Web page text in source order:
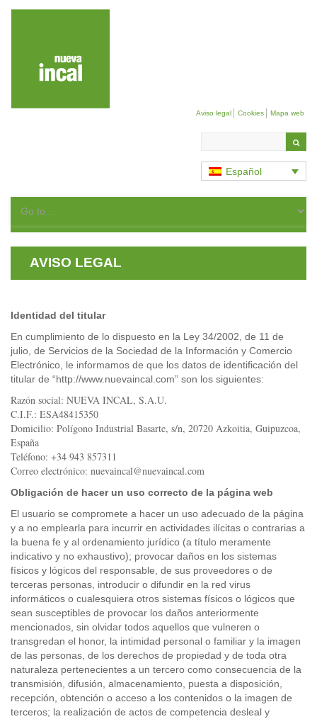
Aviso legal Cookies Mapa web
the
site
Español
AVISO LEGAL
Identidad del titular
En cumplimiento de lo dispuesto en la Ley 34/2002, de 11 de
julio, de Servicios de la Sociedad de la Información y Comercio
Electrónico, le informamos de que los datos de identificación del
titular de “http://www.nuevaincal.com” son los siguientes:
Razón social: NUEVA INCAL, S.A.U.
C.I.F.: ESA48415350
Domicilio: Polígono Industrial Basarte, s/n, 20720 Azkoitia, Guipuzcoa,
España
Teléfono: +34 943 857311
Correo electrónico: nuevaincal@nuevaincal.com
Obligación de hacer un uso correcto de la página web
El usuario se compromete a hacer un uso adecuado de la página
y a no emplearla para incurrir en actividades ilícitas o contrarias a
la buena fe y al ordenamiento jurídico (a título meramente
indicativo y no exhaustivo); provocar daños en los sistemas
físicos y lógicos del responsable, de sus proveedores o de
terceras personas, introducir o difundir en la red virus
informáticos o cualesquiera otros sistemas físicos o lógicos que
sean susceptibles de provocar los daños anteriormente
mencionados, sin olvidar todos aquellos que vulneren o
transgredan el honor, la intimidad personal o familiar y la imagen
de las personas, de los derechos de propiedad y de toda otra
naturaleza pertenecientes a un tercero como consecuencia de la
transmisión, difusión, almacenamiento, puesta a disposición,
recepción, obtención o acceso a los contenidos o la imagen de
terceros; la realización de actos de competencia desleal y